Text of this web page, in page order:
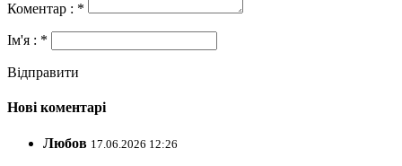
Коментар : *
Ім'я : *
Відправити
Нові коментарі
Любов 17.06.2026 12:26